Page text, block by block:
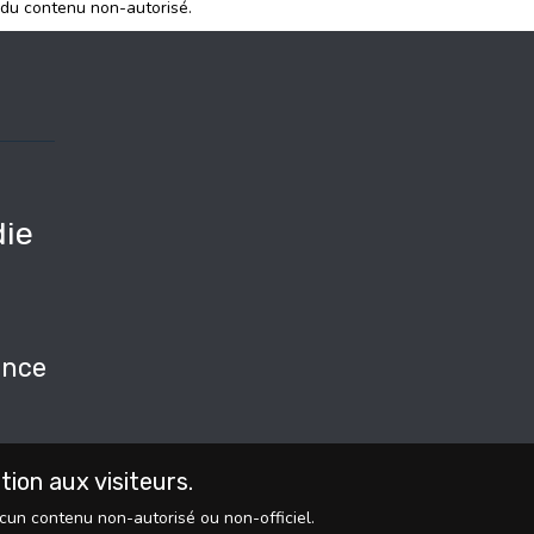
contenu non-autorisé.
aux visiteurs.
contenu non-autorisé ou non-officiel.